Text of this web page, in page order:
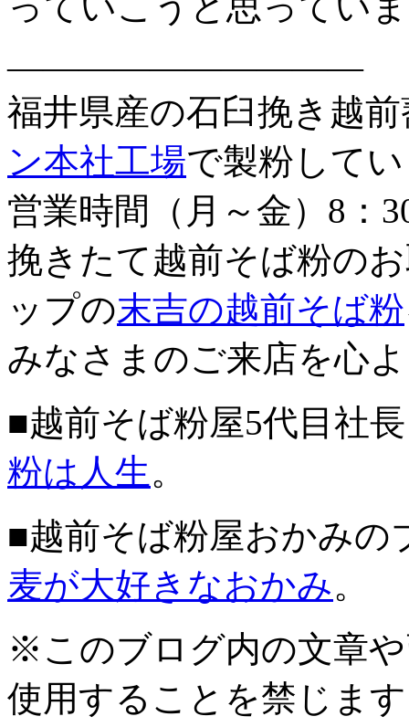
——————————
福井県産の石臼挽き越
ン本社工場で製粉して
営業時間（月～金）8：
挽きたて越前そば粉の
ップの末吉の越前そば粉
みなさまのご来店を心
■越前そば粉屋5代目社
粉は人生。
■越前そば粉屋おかみの
麦が大好きなおかみ。
※このブログ内の文章
使用することを禁じま